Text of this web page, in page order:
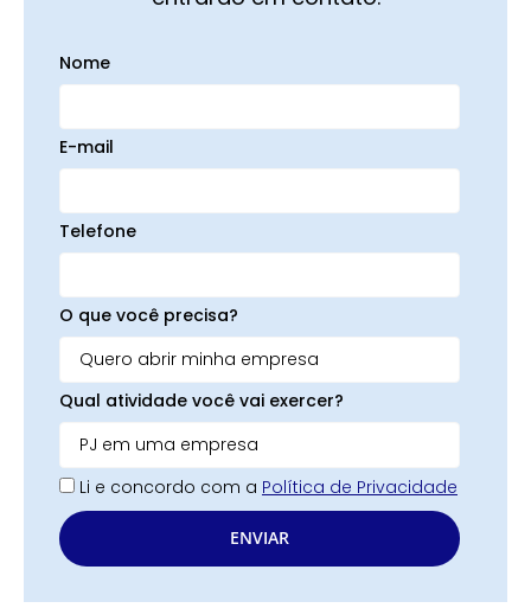
Nome
E-mail
Telefone
O que você precisa?
Qual atividade você vai exercer?
Li e concordo com a Política de Privacidade
ENVIAR